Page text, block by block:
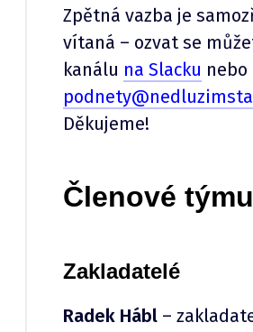
Zpětná vazba je
vítaná – ozvat se
kanálu na Slacku
Děkujeme!
Členové týmu
Zakladatelé
Radek Hábl –